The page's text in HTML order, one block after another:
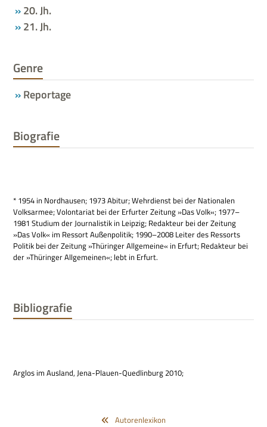
20. Jh.
21. Jh.
Genre
Reportage
Biografie
* 1954 in Nord­hau­sen; 1973 Abitur; Wehr­dienst bei der Natio­na­len
Volks­ar­mee; Volon­ta­riat bei der Erfur­ter Zei­tung »Das Volk«; 1977–
1981 Stu­dium der Jour­na­li­stik in Leip­zig; Redak­teur bei der Zei­tung
»Das Volk« im Res­sort Außen­po­li­tik; 1990–2008 Lei­ter des Res­sorts
Poli­tik bei der Zei­tung »Thü­rin­ger All­ge­meine« in Erfurt; Redak­teur bei
der »Thü­rin­ger All­ge­mei­nen«; lebt in Erfurt.
Bibliografie
Arg­los im Aus­land, Jena-Plauen-Qued­lin­burg 2010;
Autorenlexikon